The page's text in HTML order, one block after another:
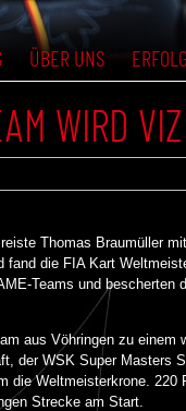
ÜBER UNS
WIRD
Thomas Braumüller
fand die FIA Kart
Teams und bescherten
aus Vöhringen zu einem
der WSK Super Masters
die Weltmeisterkrone. 220
Strecke am Start.